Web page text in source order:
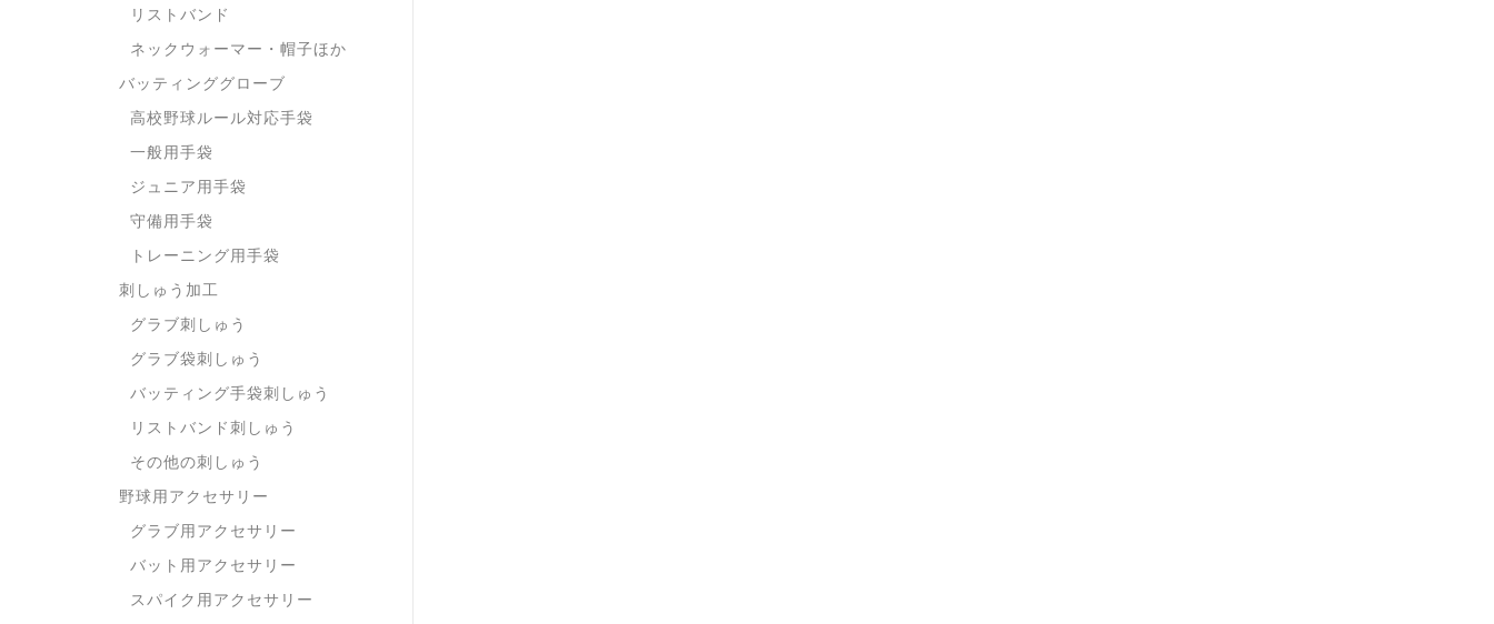
リストバンド
ネックウォーマー・帽子ほか
バッティンググローブ
高校野球ルール対応手袋
一般用手袋
ジュニア用手袋
守備用手袋
トレーニング用手袋
刺しゅう加工
グラブ刺しゅう
グラブ袋刺しゅう
バッティング手袋刺しゅう
リストバンド刺しゅう
その他の刺しゅう
野球用アクセサリー
グラブ用アクセサリー
バット用アクセサリー
スパイク用アクセサリー